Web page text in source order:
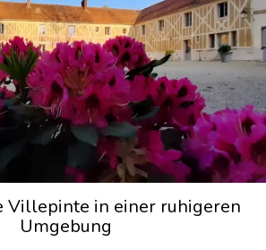
Villepinte in einer ruhigeren
Umgebung